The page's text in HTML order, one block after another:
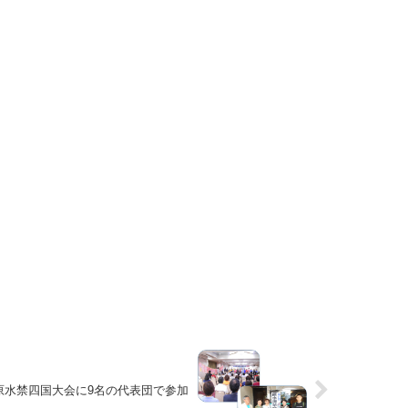
水禁四国大会に9名の代表団で参加